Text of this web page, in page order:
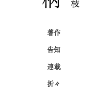
著作
告知
連載
折々